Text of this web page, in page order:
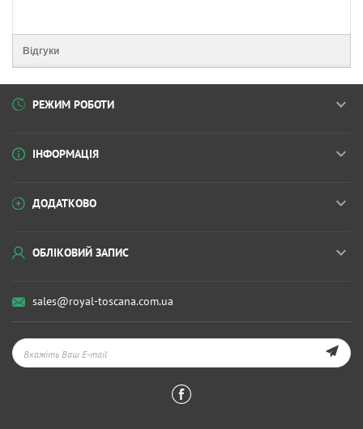
Відгуки
РЕЖИМ РОБОТИ
ІНФОРМАЦІЯ
ДОДАТКОВО
ОБЛІКОВИЙ ЗАПИС
sales@royal-toscana.com.ua